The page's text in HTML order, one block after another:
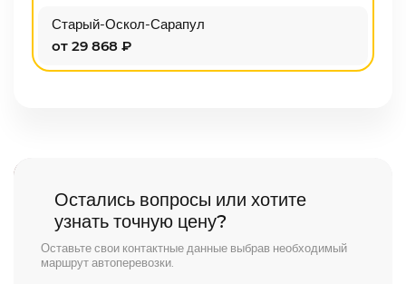
Старый-Оскол-Сарапул
от 29 868 ₽
Остались вопросы или хотите
узнать точную цену?
Оставьте свои контактные данные выбрав необходимый
маршрут автоперевозки.